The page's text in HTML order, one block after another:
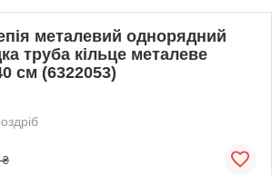
металевий однорядний
труба кільце металеве
см (6322053)
₴